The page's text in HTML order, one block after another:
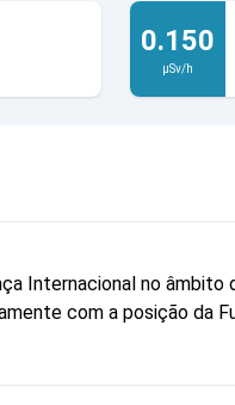
0.150
µSv/h
Internacional no
com a posição da